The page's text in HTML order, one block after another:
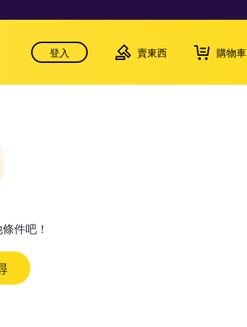
登入 賣東西 購物車
件吧！